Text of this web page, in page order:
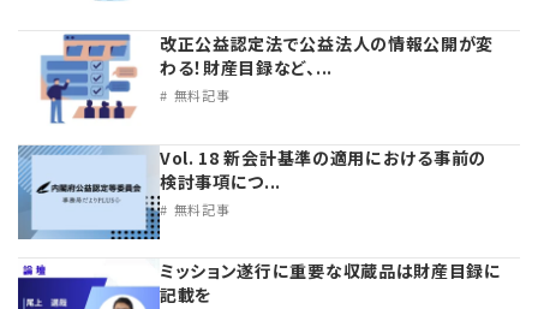
改正公益認定法で公益法人の情報公開が変
わる！財産目録など、...
無料記事
Vol. 18 新会計基準の適用における事前の
検討事項につ...
無料記事
ミッション遂行に重要な収蔵品は財産目録に
記載を